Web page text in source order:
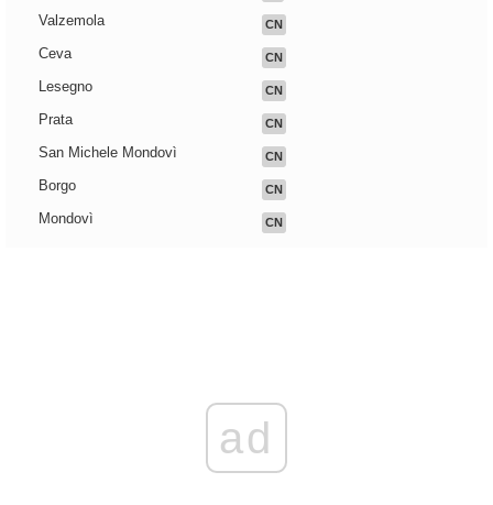
Valzemola CN
Ceva CN
Lesegno CN
Prata CN
San Michele Mondovì CN
Borgo CN
Mondovì CN
ad